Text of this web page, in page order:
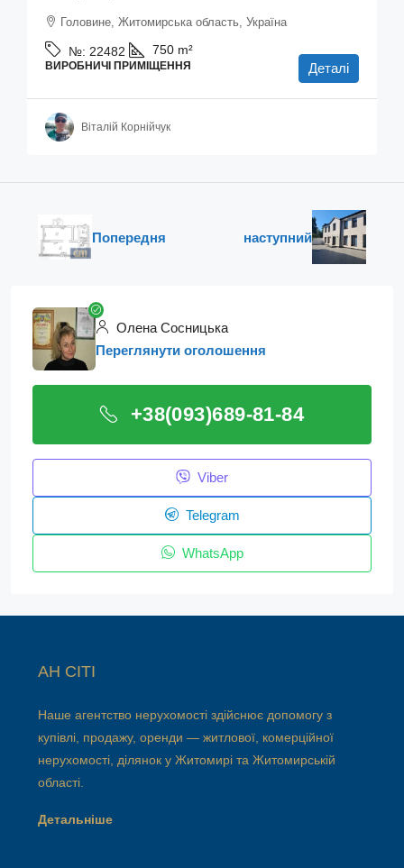
Головине, Житомирська область, Україна
№: 22482 750 m²
ВИРОБНИЧІ ПРИМІЩЕННЯ Деталі
Віталій Корнійчук
Попередня наступний
Олена Сосницька
Переглянути оголошення
+38(093)689-81-84
Viber
Telegram
WhatsApp
АН СІТІ
Наше агентство нерухомості здійснює допомогу з
купівлі, продажу, оренди — житлової, комерційної
нерухомості, ділянок у Житомирі та Житомирській
області.
Детальніше